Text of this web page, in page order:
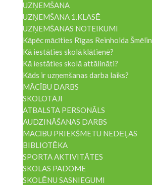
UZŅEMŠANA
UZŅEMŠANA 1.KLASĒ
UZŅEMŠANAS NOTEIKUMI
Kāpēc mācīties Rīgas Reinholda
Kā iestāties skolā klātienē?
Kā iestāties skolā attālināti?
Kāds ir uzņemšanas darba laiks?
MĀCĪBU DARBS
SKOLOTĀJI
ATBALSTA PERSONĀLS
AUDZINĀŠANAS DARBS
MĀCĪBU PRIEKŠMETU NEDĒĻAS
BIBLIOTĒKA
SPORTA AKTIVITĀTES
SKOLAS PADOME
SKOLĒNU SASNIEGUMI